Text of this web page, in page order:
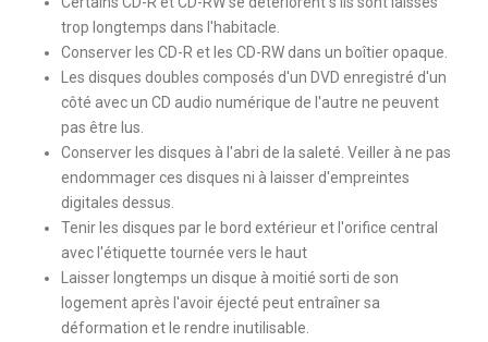
trop longtemps dans l'habitacle.
Conserver les CD-R et les CD-RW dans un boîtier opaque.
Les disques doubles composés d'un DVD enregistré d'un
côté avec un CD audio numérique de l'autre ne peuvent
pas être lus.
Conserver les disques à l'abri de la saleté. Veiller à ne pas
endommager ces disques ni à laisser d'empreintes
digitales dessus.
Tenir les disques par le bord extérieur et l'orifice central
avec l'étiquette tournée vers le haut
Laisser longtemps un disque à moitié sorti de son
logement après l'avoir éjecté peut entraîner sa
déformation et le rendre inutilisable.